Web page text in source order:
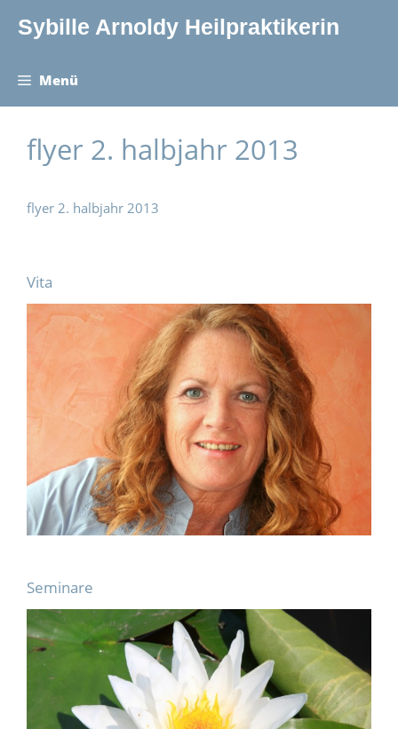
InhaltSybille Arnoldy Heilpraktikerin
Menü
flyer 2. halbjahr 2013
flyer 2. halbjahr 2013
Vita
Seminare